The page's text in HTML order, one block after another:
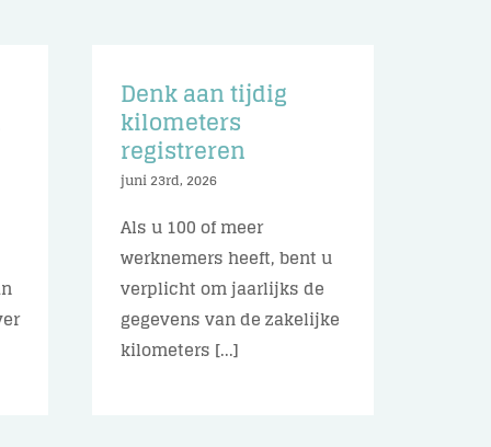
Denk aan tijdig
kilometers
registreren
juni 23rd, 2026
Als u 100 of meer
werknemers heeft, bent u
verplicht om jaarlijks de
gegevens van de zakelijke
kilometers [...]